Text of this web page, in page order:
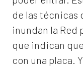
de las técnicas
inundan la Red
que indican
con una placa.